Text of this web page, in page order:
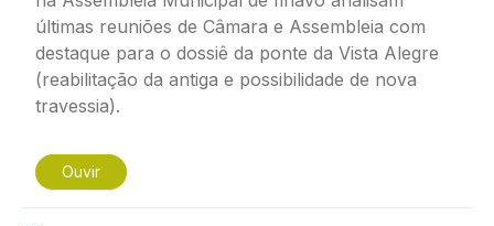
últimas reuniões de Câmara e Assembleia com
destaque para o dossiê da ponte da Vista Alegre
(reabilitação da antiga e possibilidade de nova
travessia).
Ouvir